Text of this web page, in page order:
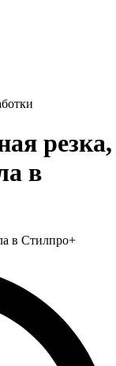
резка,
в
в Стилпро+